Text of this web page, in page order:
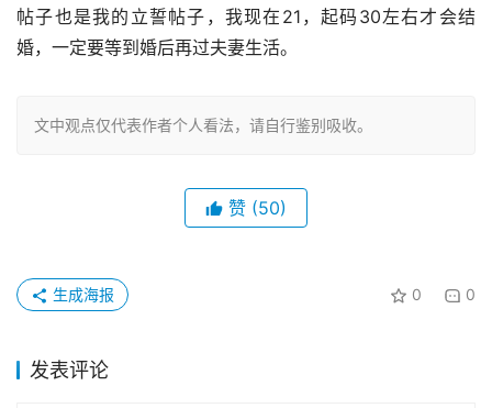
帖子也是我的立誓帖子，我现在21，起码30左右才会结
婚，一定要等到婚后再过夫妻生活。
文中观点仅代表作者个人看法，请自行鉴别吸收。
赞 (50)
0 0
生成海报
发表评论